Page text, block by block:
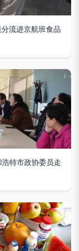
流进京航班食品
特市政协委员走